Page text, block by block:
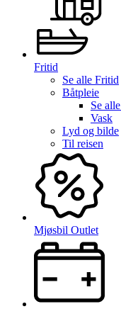
Fritid
Se alle Fritid
Båtpleie
Se alle
Vask
Lyd og bilde
Til reisen
Mjøsbil Outlet